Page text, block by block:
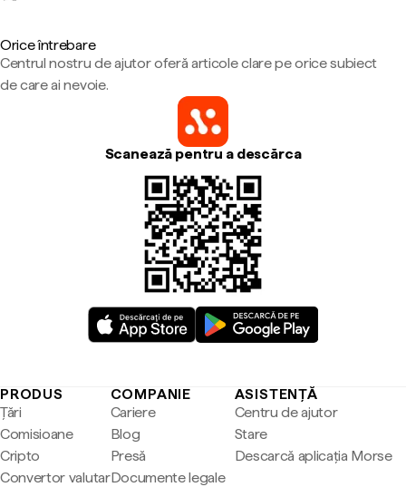
Orice întrebare
Centrul nostru de ajutor oferă articole clare pe orice subiect
de care ai nevoie.
Scanează pentru a descărca
PRODUS
Țări
Comisioane
Cripto
Convertor valutar
COMPANIE
Cariere
Blog
Presă
Documente legale
ASISTENȚĂ
Centru de ajutor
Stare
Descarcă aplicația Morse